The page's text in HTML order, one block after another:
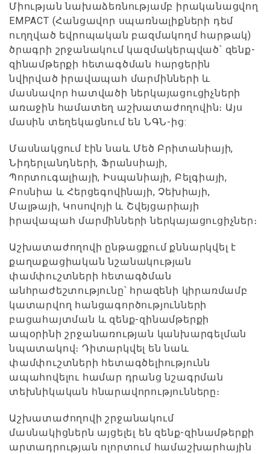
Միության նախաձեռնությամբ իրականացվող
EMPACT (Հանցավոր սպառնալիքների դեմ
ուղղված եվրոպական բազմակողմ հարթակ)
ծրագրի շրջանակում կազմակերպված՝ զենք-
զինամթերքի հետագծման հարցերին
նվիրված իրավապահ մարմինների և
մասնավոր հատվածի ներկայացուցիչների
առաջին համատեղ աշխատաժողովին։ Այս
մասին տեղեկացնում են ՆԳՆ-ից:
Մասնակցում էին նաև Մեծ Բրիտանիայի,
Նիդերլանդների, Ֆրանսիայի,
Պորտուգալիայի, Իսպանիայի, Բելգիայի,
Բոսնիա և Հերցեգովինայի, Չեխիայի,
Մալթայի, Կոսովոյի և Շվեյցարիայի
իրավապահ մարմինների ներկայացուցիչներ։
Աշխատաժողովի ընթացքում քննարկվել է
քաղաքացիական նշանակության
փամփուշտների հետագծման
անհրաժեշտությունը՝ հրազենի կիրառմամբ
կատարվող հանցագործությունների
բացահայտման և զենք-զինամթերքի
ապօրինի շրջանառության կանխարգելման
նպատակով։ Դիտարկվել են նաև
փամփուշտների հետագծելիությունն
ապահովելու համար դրանց նշագրման
տեխնիկական հնարավորությունները։
Աշխատաժողովի շրջանակում
մասնակիցներն այցելել են զենք-զինամթերքի
արտադրության ոլորտում համաշխարհային